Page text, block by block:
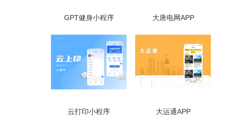
GPT健身小程序 大唐电网APP
云打印小程序 大运通APP